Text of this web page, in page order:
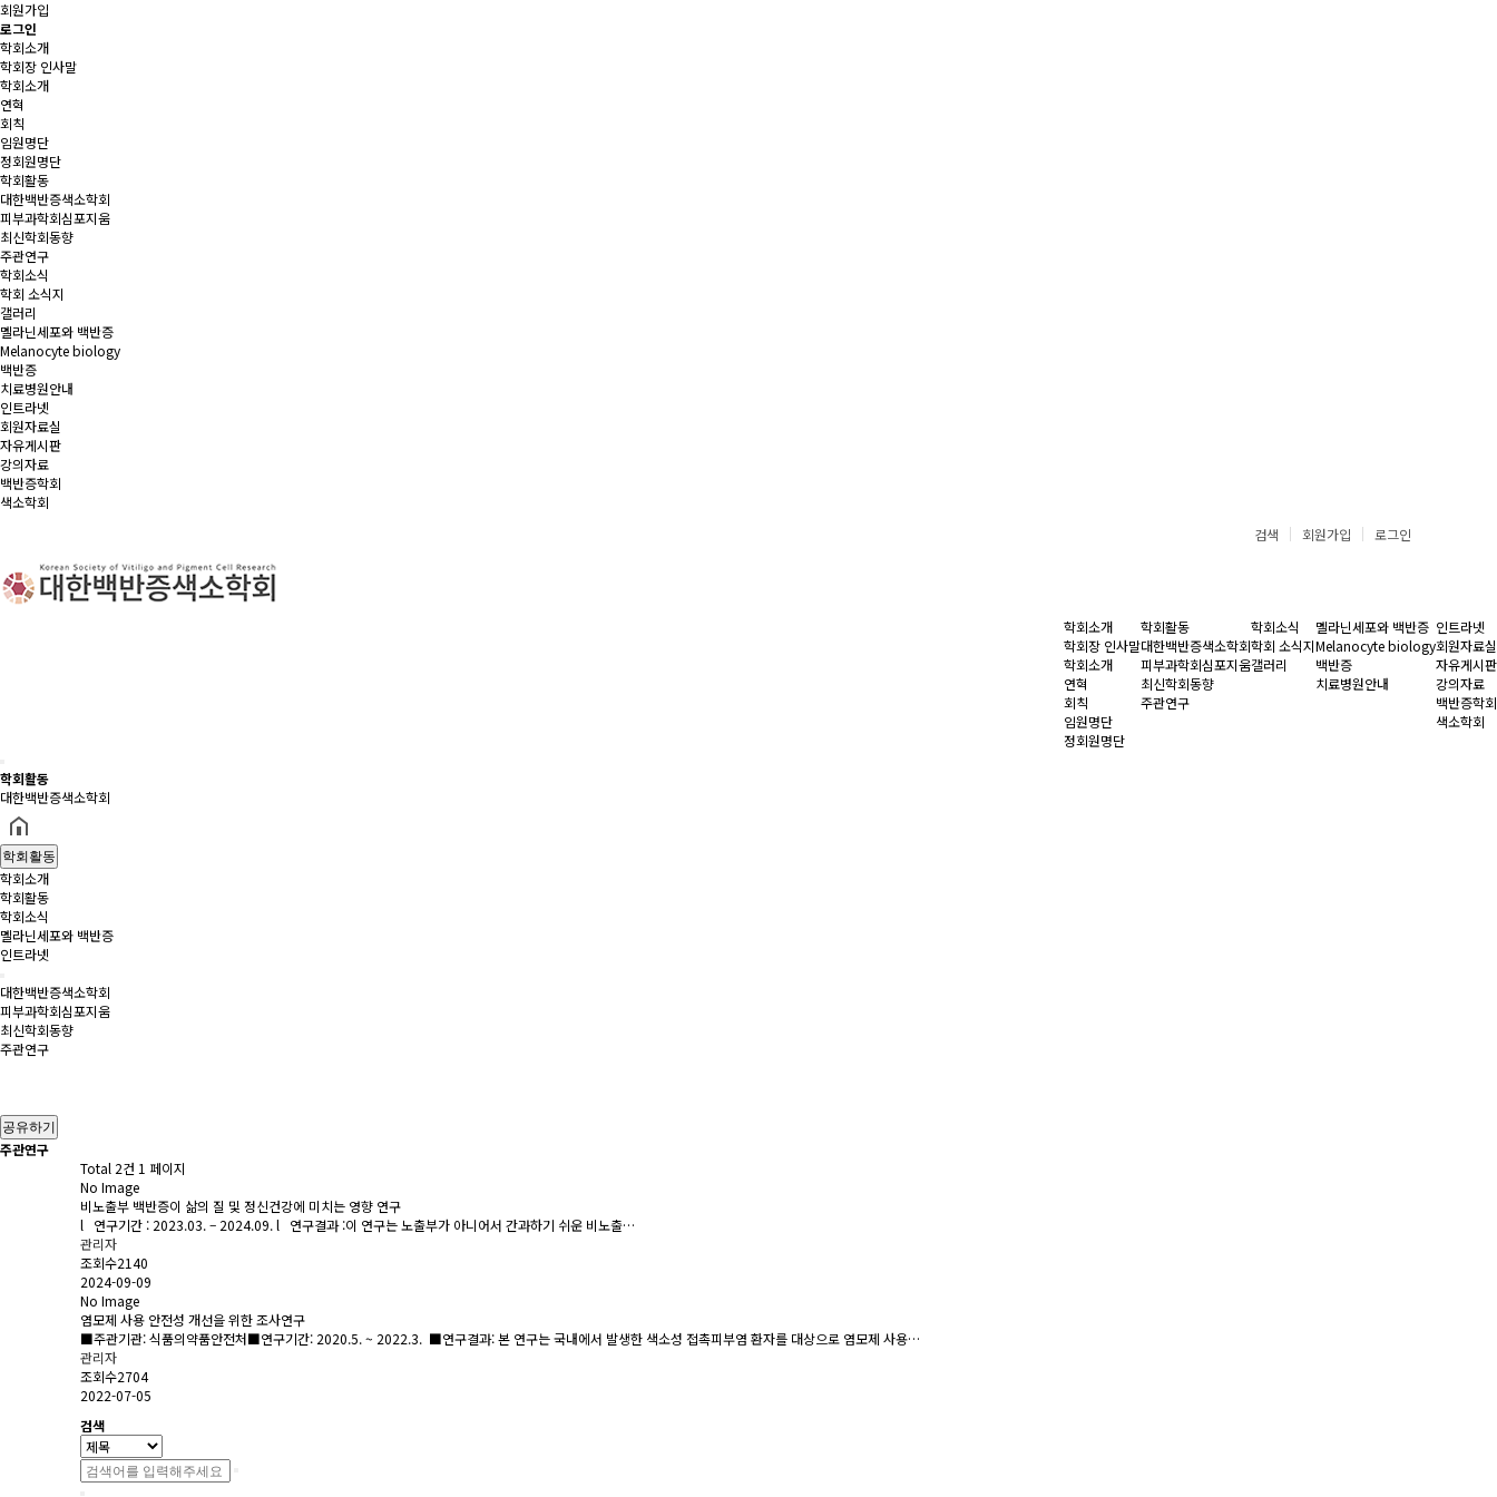
회원가입
로그인
학회소개
학회장 인사말
학회소개
연혁
회칙
임원명단
정회원명단
학회활동
대한백반증색소학회
피부과학회심포지움
최신학회동향
주관연구
학회소식
학회 소식지
갤러리
멜라닌세포와 백반증
Melanocyte biology
백반증
치료병원안내
인트라넷
회원자료실
자유게시판
강의자료
백반증학회
색소학회
검색
회원가입 로그인
학회소개
학회장 인사말
학회소개
연혁
회칙
임원명단
정회원명단
학회활동
대한백반증색소학회
피부과학회심포지움
최신학회동향
주관연구
학회소식
학회 소식지
갤러리
멜라닌세포와 백반증
Melanocyte biology
백반증
치료병원안내
인트라넷
회원자료실
자유게시판
강의자료
백반증학회
색소학회
학회활동
대한백반증색소학회
학회활동
학회소개
학회활동
학회소식
멜라닌세포와 백반증
인트라넷
대한백반증색소학회
피부과학회심포지움
최신학회동향
주관연구
공유하기
주관연구
Total 2건 1 페이지
No Image
비노출부 백반증이 삶의 질 및 정신건강에 미치는 영향 연구
l 연구기간 : 2023.03. – 2024.09. l 연구결과 :이 연구는 노출부가 아니어서 간과하기 쉬운 비노출…
관리자
조회수2140
2024-09-09
No Image
염모제 사용 안전성 개선을 위한 조사연구
■주관기관: 식품의약품안전처■연구기간: 2020.5. ~ 2022.3. ■연구결과: 본 연구는 국내에서 발생한 색소성 접촉피부염 환자를 대상으로 염모제 사용…
관리자
조회수2704
2022-07-05
검색